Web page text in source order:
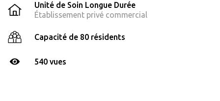
Unité de Soin Longue Durée
Établissement privé commercial
Capacité de 80 résidents
540 vues